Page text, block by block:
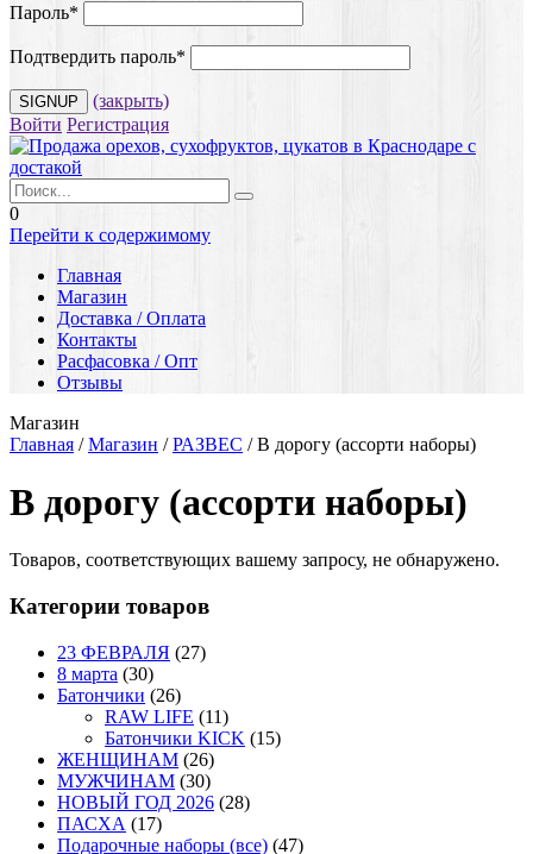
Пароль*
Подтвердить пароль*
(закрыть)
Войти Регистрация
0
Перейти к содержимому
Главная
Магазин
Доставка / Оплата
Контакты
Расфасовка / Опт
Отзывы
Магазин
Главная /Магазин /РАЗВЕС /В дорогу (ассорти наборы)
В дорогу (ассорти наборы)
Товаров, соответствующих вашему запросу, не обнаружено.
Категории товаров
23 ФЕВРАЛЯ (27)
8 марта (30)
Батончики (26)
RAW LIFE (11)
Батончики KICK (15)
ЖЕНЩИНАМ (26)
МУЖЧИНАМ (30)
НОВЫЙ ГОД 2026 (28)
ПАСХА (17)
Подарочные наборы (все) (47)